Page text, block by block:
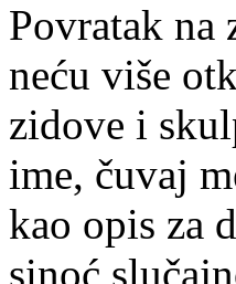
Povratak na
neću više
zidove i
ime, čuvaj
kao opis za
sinoć